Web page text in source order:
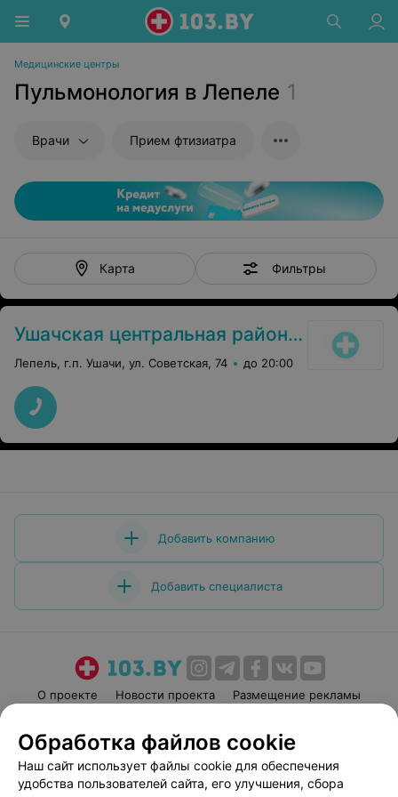
Медицинские центры
Пульмонология в Лепеле 1
Врачи Прием фтизиатра
Карта Фильтры
Ушачская центральная районная больница
Лепель, г.п. Ушачи, ул. Советская, 74 до 20:00
Добавить компанию
Добавить специалиста
О проекте Новости проекта
Размещение рекламы
Пользовательское соглашение
Способы оплаты
Вакансии
Партнеры
Обработка файлов cookie
Наш сайт использует файлы cookie для обеспечения
удобства пользователей сайта, его улучшения, сбора